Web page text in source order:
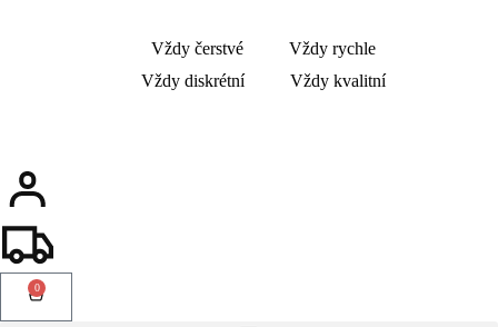
Vždy čerstvé
Vždy rychle
Vždy diskrétní
Vždy kvalitní
0